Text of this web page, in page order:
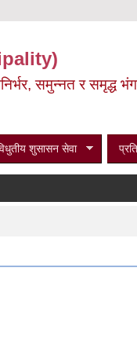
समुन्नत र समृद्ध
शुसासन सेवा